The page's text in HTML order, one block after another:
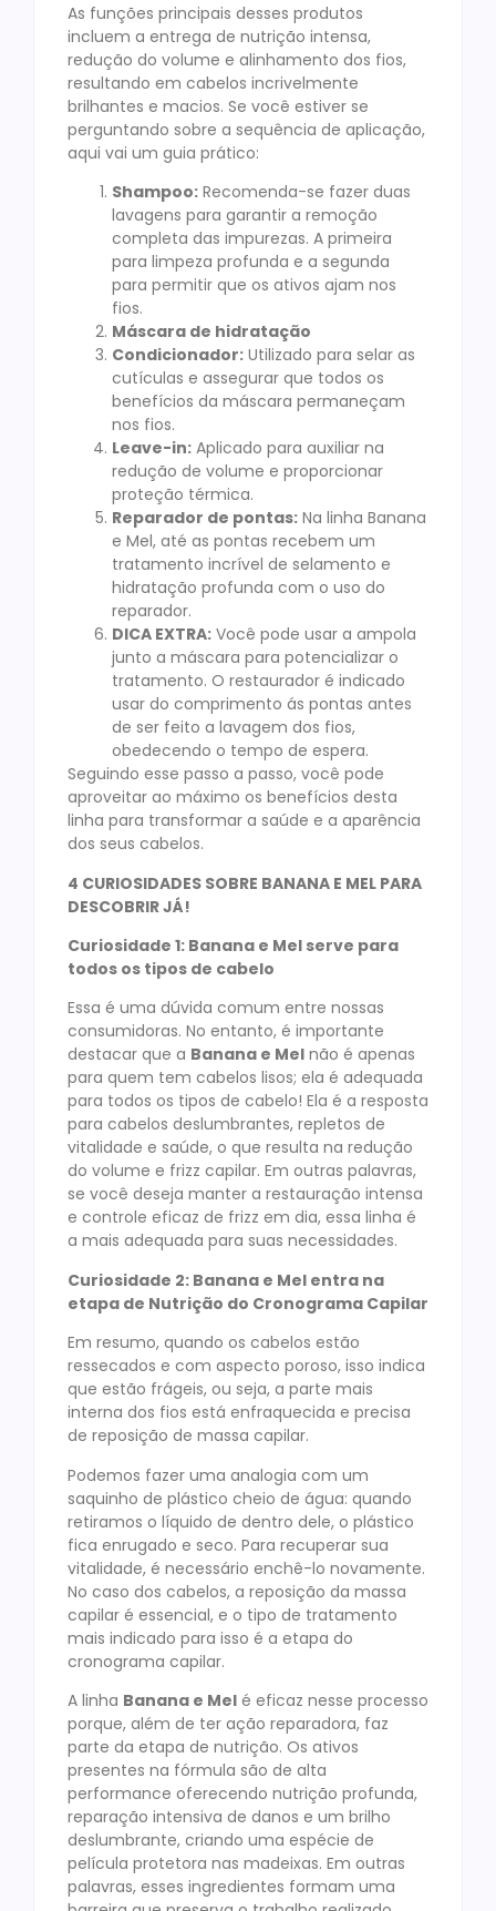
As funções principais desses produtos
incluem a entrega de nutrição intensa,
redução do volume e alinhamento dos fios,
resultando em cabelos incrivelmente
brilhantes e macios. Se você estiver se
perguntando sobre a sequência de aplicação,
aqui vai um guia prático:
Shampoo: Recomenda-se fazer duas
lavagens para garantir a remoção
completa das impurezas. A primeira
para limpeza profunda e a segunda
para permitir que os ativos ajam nos
fios.
Máscara de hidratação
Condicionador: Utilizado para selar as
cutículas e assegurar que todos os
benefícios da máscara permaneçam
nos fios.
Leave-in: Aplicado para auxiliar na
redução de volume e proporcionar
proteção térmica.
Reparador de pontas: Na linha Banana
e Mel, até as pontas recebem um
tratamento incrível de selamento e
hidratação profunda com o uso do
reparador.
DICA EXTRA: Você pode usar a ampola
junto a máscara para potencializar o
tratamento. O restaurador é indicado
usar do comprimento ás pontas antes
de ser feito a lavagem dos fios,
obedecendo o tempo de espera.
Seguindo esse passo a passo, você pode
aproveitar ao máximo os benefícios desta
linha para transformar a saúde e a aparência
dos seus cabelos.
4 CURIOSIDADES SOBRE BANANA E MEL PARA
DESCOBRIR JÁ!
Curiosidade 1: Banana e Mel serve para
todos os tipos de cabelo
Essa é uma dúvida comum entre nossas
consumidoras. No entanto, é importante
destacar que a Banana e Mel não é apenas
para quem tem cabelos lisos; ela é adequada
para todos os tipos de cabelo! Ela é a resposta
para cabelos deslumbrantes, repletos de
vitalidade e saúde, o que resulta na redução
do volume e frizz capilar. Em outras palavras,
se você deseja manter a restauração intensa
e controle eficaz de frizz em dia, essa linha é
a mais adequada para suas necessidades.
Curiosidade 2: Banana e Mel entra na
etapa de Nutrição do Cronograma Capilar
Em resumo, quando os cabelos estão
ressecados e com aspecto poroso, isso indica
que estão frágeis, ou seja, a parte mais
interna dos fios está enfraquecida e precisa
de reposição de massa capilar.
Podemos fazer uma analogia com um
saquinho de plástico cheio de água: quando
retiramos o líquido de dentro dele, o plástico
fica enrugado e seco. Para recuperar sua
vitalidade, é necessário enchê-lo novamente.
No caso dos cabelos, a reposição da massa
capilar é essencial, e o tipo de tratamento
mais indicado para isso é a etapa do
cronograma capilar.
A linha Banana e Mel é eficaz nesse processo
porque, além de ter ação reparadora, faz
parte da etapa de nutrição. Os ativos
presentes na fórmula são de alta
performance oferecendo nutrição profunda,
reparação intensiva de danos e um brilho
deslumbrante, criando uma espécie de
película protetora nas madeixas. Em outras
palavras, esses ingredientes formam uma